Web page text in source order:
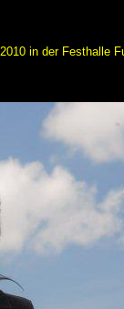
in der Festhalle